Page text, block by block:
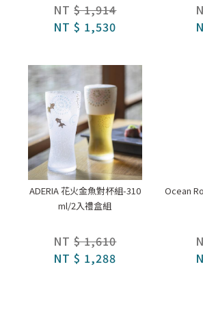
NT $ 1,914
NT $ 1,530
ADERIA 花火金魚對杯組-310
ml/2入禮盒組
NT $ 1,610
NT $ 1,288
Ocean